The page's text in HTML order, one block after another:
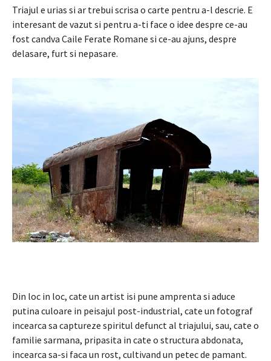
Triajul e urias si ar trebui scrisa o carte pentru a-l descrie. E
interesant de vazut si pentru a-ti face o idee despre ce-au
fost candva Caile Ferate Romane si ce-au ajuns, despre
delasare, furt si nepasare.
Din loc in loc, cate un artist isi pune amprenta si aduce
putina culoare in peisajul post-industrial, cate un fotograf
incearca sa captureze spiritul defunct al triajului, sau, cate o
familie sarmana, pripasita in cate o structura abdonata,
incearca sa-si faca un rost, cultivand un petec de pamant.